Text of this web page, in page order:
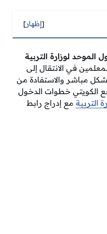
[إظهار]
الموحد لوزارة التربية
في الانتقال إلى
مباشر والاستفادة من
الكويتي خطوات الدخول
التربية مع إدراج رابط